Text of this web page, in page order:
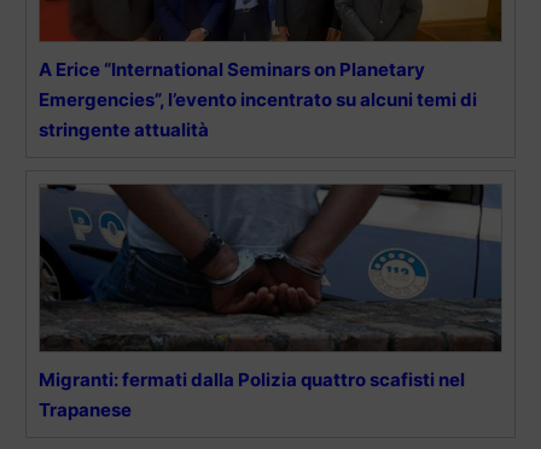
A Erice “International Seminars on Planetary
Emergencies”, l’evento incentrato su alcuni temi di
stringente attualità
Migranti: fermati dalla Polizia quattro scafisti nel
Trapanese